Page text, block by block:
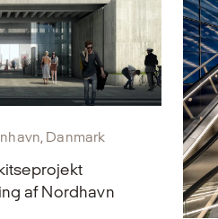
Danmark
af Nordhavn